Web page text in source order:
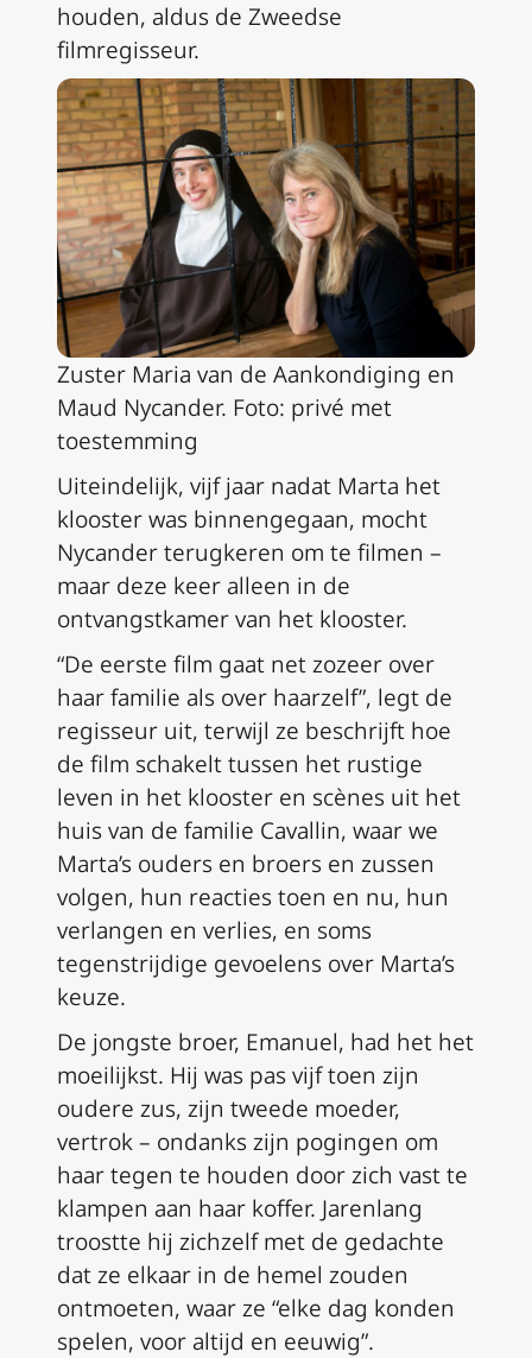
houden, aldus de Zweedse
filmregisseur.
Zuster Maria van de Aankondiging en
Maud Nycander. Foto: privé met
toestemming
Uiteindelijk, vijf jaar nadat Marta het
klooster was binnengegaan, mocht
Nycander terugkeren om te filmen –
maar deze keer alleen in de
ontvangstkamer van het klooster.
“De eerste film gaat net zozeer over
haar familie als over haarzelf”, legt de
regisseur uit, terwijl ze beschrijft hoe
de film schakelt tussen het rustige
leven in het klooster en scènes uit het
huis van de familie Cavallin, waar we
Marta’s ouders en broers en zussen
volgen, hun reacties toen en nu, hun
verlangen en verlies, en soms
tegenstrijdige gevoelens over Marta’s
keuze.
De jongste broer, Emanuel, had het het
moeilijkst. Hij was pas vijf toen zijn
oudere zus, zijn tweede moeder,
vertrok – ondanks zijn pogingen om
haar tegen te houden door zich vast te
klampen aan haar koffer. Jarenlang
troostte hij zichzelf met de gedachte
dat ze elkaar in de hemel zouden
ontmoeten, waar ze “elke dag konden
spelen, voor altijd en eeuwig”.